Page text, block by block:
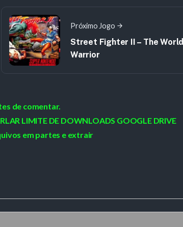
Próximo Jogo
Street Fighter II – The World
Warrior
de comentar.
LIMITE DE DOWNLOADS GOOGLE DRIVE
em partes e extrair